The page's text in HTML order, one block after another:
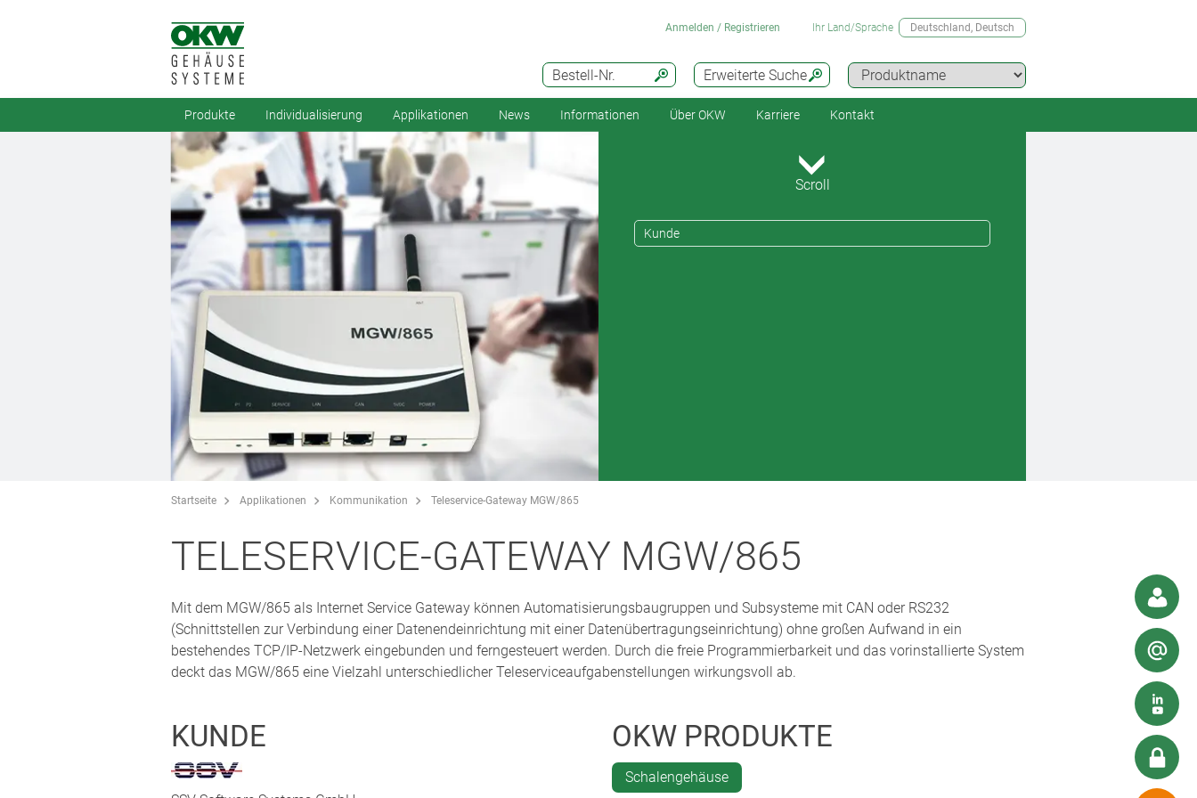
Erweiterte Suche
Bestell-Nr.
Anmelden / Registrieren Ihr Land/Sprache Deutschland, Deutsch
Produkte Individualisierung Applikationen News Informationen Über OKW Karriere Kontakt
Scroll
Kunde
Startseite Applikationen Kommunikation Teleservice-Gateway MGW/865
TELESERVICE-GATEWAY MGW/865
Mit dem MGW/865 als Internet Service Gateway können Automatisierungsbaugruppen und Subsysteme mit CAN oder RS232
(Schnittstellen zur Verbindung einer Datenendeinrichtung mit einer Datenübertragungseinrichtung) ohne großen Aufwand in ein
bestehendes TCP/IP-Netzwerk eingebunden und ferngesteuert werden. Durch die freie Programmierbarkeit und das vorinstallierte System
deckt das MGW/865 eine Vielzahl unterschiedlicher Teleserviceaufgabenstellungen wirkungsvoll ab.
KUNDE OKW PRODUKTE
Schalengehäuse